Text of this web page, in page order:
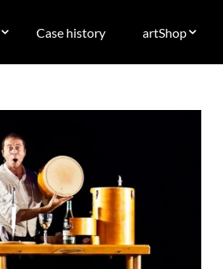
Case history artShop